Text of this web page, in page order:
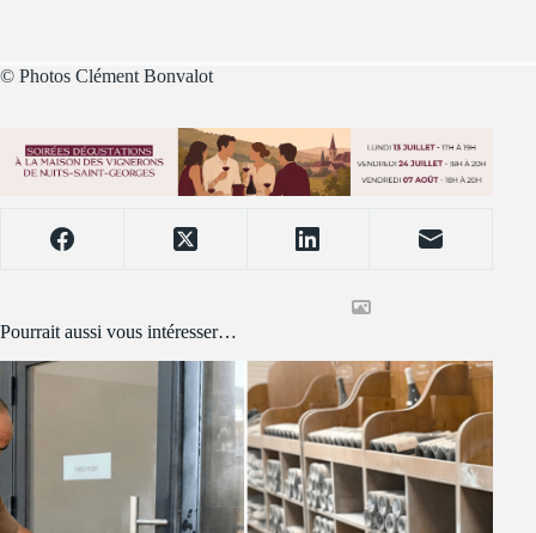
© Photos Clément Bonvalot
Pourrait aussi vous intéresser…